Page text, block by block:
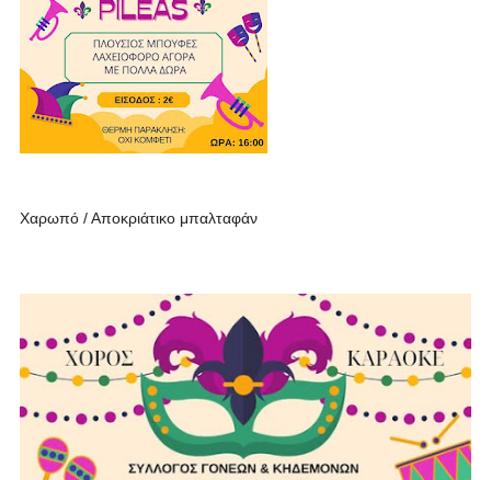
Χαρωπό / Αποκριάτικο μπαλταφάν